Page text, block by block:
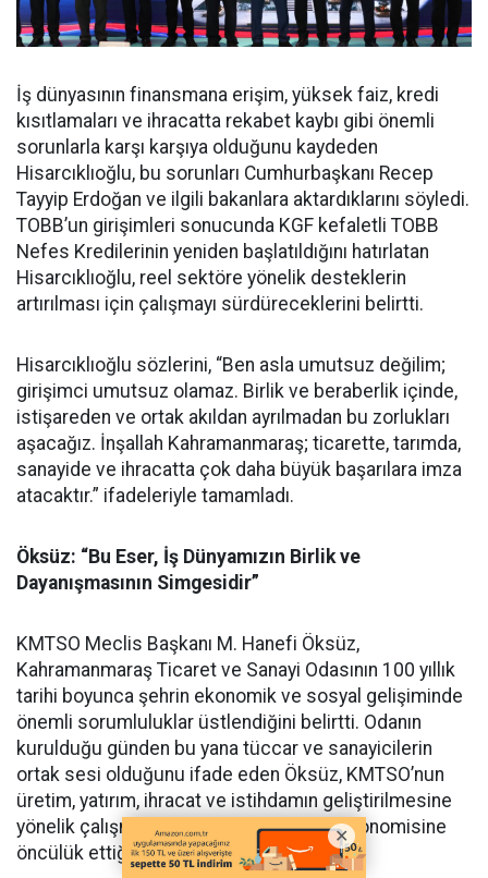
İş dünyasının finansmana erişim, yüksek faiz, kredi
kısıtlamaları ve ihracatta rekabet kaybı gibi önemli
sorunlarla karşı karşıya olduğunu kaydeden
Hisarcıklıoğlu, bu sorunları Cumhurbaşkanı Recep
Tayyip Erdoğan ve ilgili bakanlara aktardıklarını söyledi.
TOBB’un girişimleri sonucunda KGF kefaletli TOBB
Nefes Kredilerinin yeniden başlatıldığını hatırlatan
Hisarcıklıoğlu, reel sektöre yönelik desteklerin
artırılması için çalışmayı sürdüreceklerini belirtti.
Hisarcıklıoğlu sözlerini, “Ben asla umutsuz değilim;
girişimci umutsuz olamaz. Birlik ve beraberlik içinde,
istişareden ve ortak akıldan ayrılmadan bu zorlukları
aşacağız. İnşallah Kahramanmaraş; ticarette, tarımda,
sanayide ve ihracatta çok daha büyük başarılara imza
atacaktır.” ifadeleriyle tamamladı.
Öksüz: “Bu Eser, İş Dünyamızın Birlik ve
Dayanışmasının Simgesidir”
KMTSO Meclis Başkanı M. Hanefi Öksüz,
Kahramanmaraş Ticaret ve Sanayi Odasının 100 yıllık
tarihi boyunca şehrin ekonomik ve sosyal gelişiminde
önemli sorumluluklar üstlendiğini belirtti. Odanın
kurulduğu günden bu yana tüccar ve sanayicilerin
ortak sesi olduğunu ifade eden Öksüz, KMTSO’nun
üretim, yatırım, ihracat ve istihdamın geliştirilmesine
yönelik çalışmalarıyla Kahramanmaraş ekonomisine
öncülük ettiğini söyledi.